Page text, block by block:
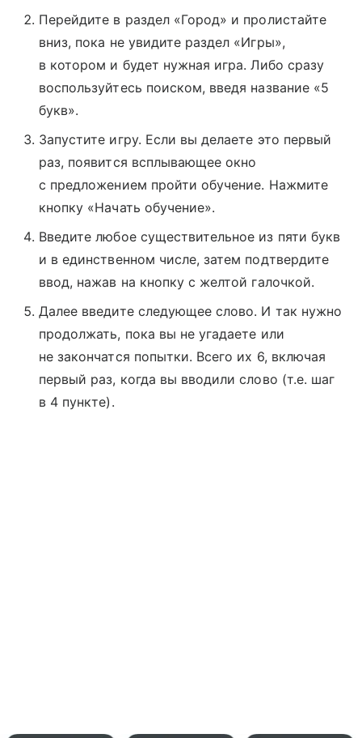
Перейдите в раздел «Город» и пролистайте
вниз, пока не увидите раздел «Игры»,
в котором и будет нужная игра. Либо сразу
воспользуйтесь поиском, введя название «5
букв».
Запустите игру. Если вы делаете это первый
раз, появится всплывающее окно
с предложением пройти обучение. Нажмите
кнопку «Начать обучение».
Введите любое существительное из пяти букв
и в единственном числе, затем подтвердите
ввод, нажав на кнопку с желтой галочкой.
Далее введите следующее слово. И так нужно
продолжать, пока вы не угадаете или
не закончатся попытки. Всего их 6, включая
первый раз, когда вы вводили слово (т.е. шаг
в 4 пункте).